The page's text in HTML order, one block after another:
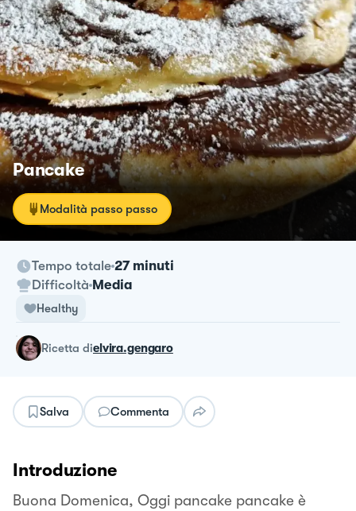
Pancake
Modalità passo passo
Tempo totale 27 minuti
Difficoltà Media
Healthy
ricetta dielvira.gengaro
Salva Commenta
Introduzione
Buona Domenica, Oggi pancake pancake è